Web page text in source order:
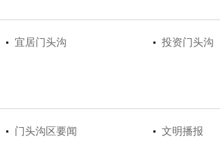
宜居门头沟 投资门头沟
门头沟区要闻 文明播报